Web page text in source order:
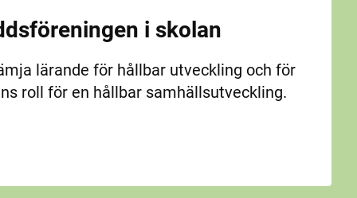
i skolan
lärande för hållbar utveckling och för
roll för en hållbar samhällsutveckling.